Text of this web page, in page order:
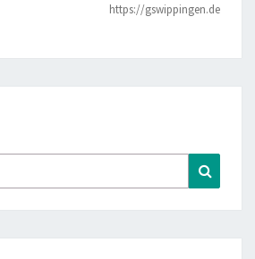
https://gswippingen.de